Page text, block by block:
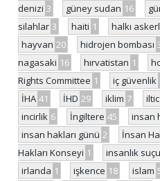
denizi 3 güney sudan 16
silahlar 3 haiti 1 halkı
hayvan 20 hidrojen bombası
nagasaki 16 hırvatistan 1
Rights Committee 1 iç güvenlik
İHA 41 İHD 29 iklim 7
incirlik 6 İngiltere 45 insan
insan hakları günü 2 İnsan
Hakları Konseyi 1 insanlık suçu
irlanda 1 işkence 18 islam